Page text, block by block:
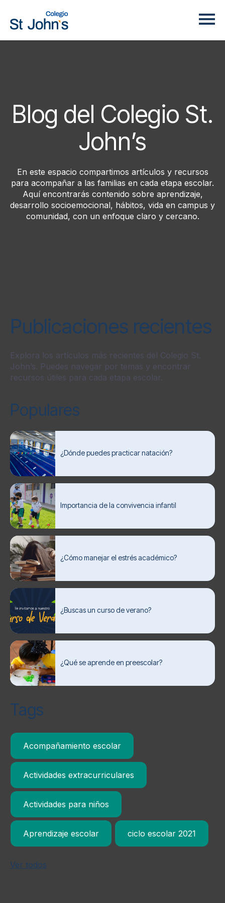
Blog del Colegio St.
John’s
En este espacio compartimos artículos y recursos
para acompañar a las familias en cada etapa escolar.
Aquí encontrarás contenido sobre aprendizaje,
desarrollo socioemocional, hábitos, vida en campus y
comunidad, con un enfoque claro y cercano.
Publicaciones recientes
Explora los artículos más recientes del Colegio St.
John’s. Puedes navegar por temas y encontrar
recursos útiles para cada etapa escolar.
Populares
¿Dónde puedes practicar natación?
Importancia de la convivencia infantil
¿Cómo manejar el estrés académico?
¿Buscas un curso de verano?
¿Qué se aprende en preescolar?
Tags
Acompañamiento escolar
Actividades extracurriculares
Actividades para niños
Aprendizaje escolar ciclo escolar 2021
Ver todos